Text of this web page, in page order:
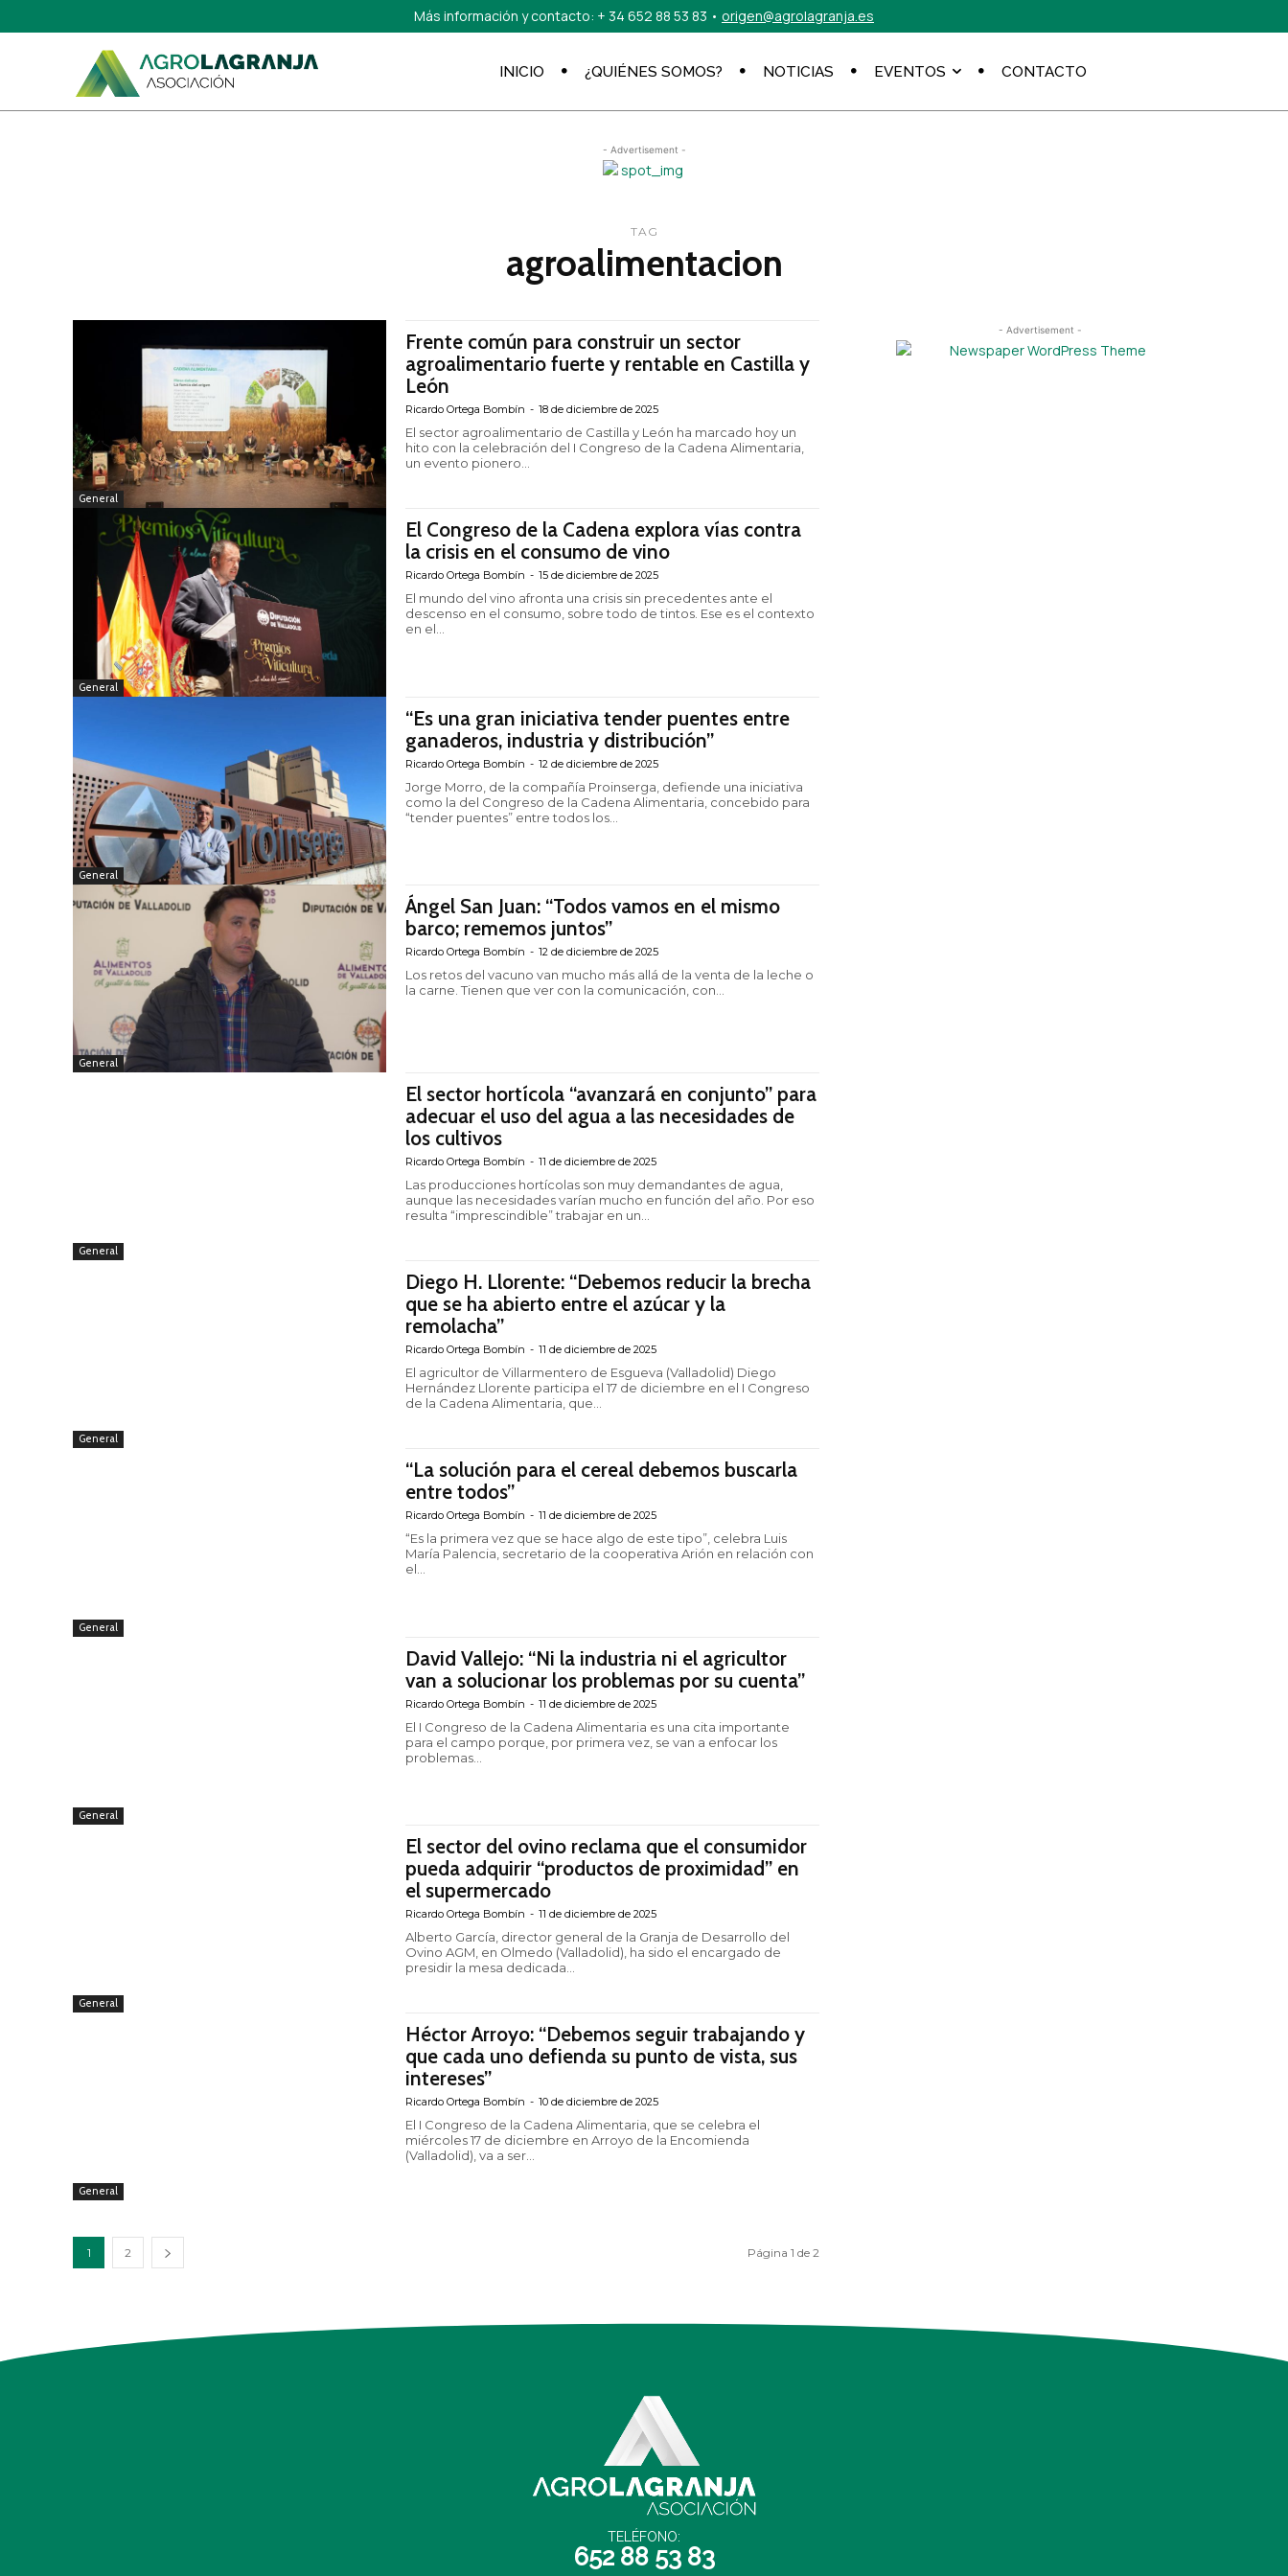
Más información y contacto: + 34 652 88 53 83 • origen@agrolagranja.es
INICIO ¿QUIÉNES SOMOS? NOTICIAS EVENTOS CONTACTO
- Advertisement -
TAG
agroalimentacion
General
Frente común para construir un sector
agroalimentario fuerte y rentable en Castilla y
León
Ricardo Ortega Bombín - 18 de diciembre de 2025
El sector agroalimentario de Castilla y León ha marcado hoy un
hito con la celebración del I Congreso de la Cadena Alimentaria,
un evento pionero...
General
El Congreso de la Cadena explora vías contra
la crisis en el consumo de vino
Ricardo Ortega Bombín - 15 de diciembre de 2025
El mundo del vino afronta una crisis sin precedentes ante el
descenso en el consumo, sobre todo de tintos. Ese es el contexto
en el...
General
“Es una gran iniciativa tender puentes entre
ganaderos, industria y distribución”
Ricardo Ortega Bombín - 12 de diciembre de 2025
Jorge Morro, de la compañía Proinserga, defiende una iniciativa
como la del Congreso de la Cadena Alimentaria, concebido para
“tender puentes” entre todos los...
General
Ángel San Juan: “Todos vamos en el mismo
barco; rememos juntos”
Ricardo Ortega Bombín - 12 de diciembre de 2025
Los retos del vacuno van mucho más allá de la venta de la leche o
la carne. Tienen que ver con la comunicación, con...
General
El sector hortícola “avanzará en conjunto” para
adecuar el uso del agua a las necesidades de
los cultivos
Ricardo Ortega Bombín - 11 de diciembre de 2025
Las producciones hortícolas son muy demandantes de agua,
aunque las necesidades varían mucho en función del año. Por eso
resulta “imprescindible” trabajar en un...
General
Diego H. Llorente: “Debemos reducir la brecha
que se ha abierto entre el azúcar y la
remolacha”
Ricardo Ortega Bombín - 11 de diciembre de 2025
El agricultor de Villarmentero de Esgueva (Valladolid) Diego
Hernández Llorente participa el 17 de diciembre en el I Congreso
de la Cadena Alimentaria, que...
General
“La solución para el cereal debemos buscarla
entre todos”
Ricardo Ortega Bombín - 11 de diciembre de 2025
“Es la primera vez que se hace algo de este tipo”, celebra Luis
María Palencia, secretario de la cooperativa Arión en relación con
el...
General
David Vallejo: “Ni la industria ni el agricultor
van a solucionar los problemas por su cuenta”
Ricardo Ortega Bombín - 11 de diciembre de 2025
El I Congreso de la Cadena Alimentaria es una cita importante
para el campo porque, por primera vez, se van a enfocar los
problemas...
General
El sector del ovino reclama que el consumidor
pueda adquirir “productos de proximidad” en
el supermercado
Ricardo Ortega Bombín - 11 de diciembre de 2025
Alberto García, director general de la Granja de Desarrollo del
Ovino AGM, en Olmedo (Valladolid), ha sido el encargado de
presidir la mesa dedicada...
General
Héctor Arroyo: “Debemos seguir trabajando y
que cada uno defienda su punto de vista, sus
intereses”
Ricardo Ortega Bombín - 10 de diciembre de 2025
El I Congreso de la Cadena Alimentaria, que se celebra el
miércoles 17 de diciembre en Arroyo de la Encomienda
(Valladolid), va a ser...
1 2 Página 1 de 2
- Advertisement -
TELÉFONO:
652 88 53 83